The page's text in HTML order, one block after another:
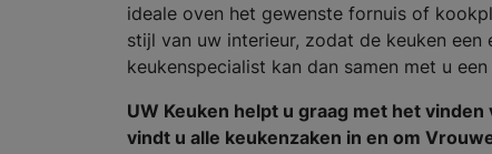
ideale oven het gewenste fornuis of
stijl van uw interieur, zodat de keuken
keukenspecialist kan dan samen met u
UW Keuken helpt u graag met het
vindt u alle keukenzaken in en om